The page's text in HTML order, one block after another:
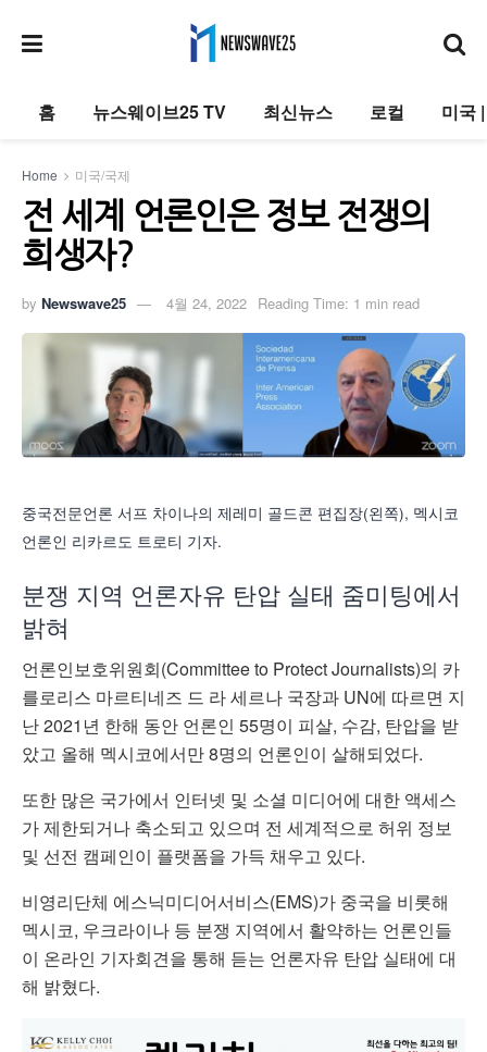
홈 뉴스웨이브25 TV 최신뉴스 로컬 미국
Home 미국/국제
전 세계 언론인은 정보 전쟁의
희생자?
by Newswave25 4월 24, 2022 Reading Time: 1 min read
중국전문언론 서프 차이나의 제레미 골드콘 편집장(왼쪽), 멕시코
언론인 리카르도 트로티 기자.
분쟁 지역 언론자유 탄압 실태 줌미팅에서
밝혀
언론인보호위원회(Committee to Protect Journalists)의 카
를로리스 마르티네즈 드 라 세르나 국장과 UN에 따르면 지
난 2021년 한해 동안 언론인 55명이 피살, 수감, 탄압을 받
았고 올해 멕시코에서만 8명의 언론인이 살해되었다.
또한 많은 국가에서 인터넷 및 소셜 미디어에 대한 액세스
가 제한되거나 축소되고 있으며 전 세계적으로 허위 정보
및 선전 캠페인이 플랫폼을 가득 채우고 있다.
비영리단체 에스닉미디어서비스(EMS)가 중국을 비롯해
멕시코, 우크라이나 등 분쟁 지역에서 활약하는 언론인들
이 온라인 기자회견을 통해 듣는 언론자유 탄압 실태에 대
해 밝혔다.